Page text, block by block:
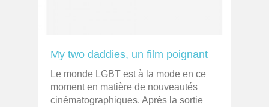
My two daddies, un film poignant
Le monde LGBT est à la mode en ce
moment en matière de nouveautés
cinématographiques. Après la sortie